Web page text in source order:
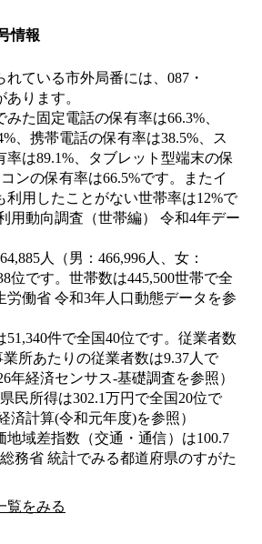
情報
ている市外局番には、087・
あります。
た固定電話の保有率は66.3%、
、携帯電話の保有率は38.5%、ス
率は89.1%、タブレット型端末の保
ンの保有率は66.5%です。またイ
利用したことがない世帯率は12%で
用動向調査（世帯編） 令和4年デー
人（男：466,996人、女：
位です。世帯数は445,500世帯で全
労働省 令和3年人口動態データを参
件で全国40位です。従業者数
業所あたりの従業者数は9.37人で
年経済センサス‐基礎調査を参照）
民所得は302.1万円で全国20位で
済計算(令和元年度)を参照）
地域差指数（交通・通信）は100.7
務省 統計でみる都道府県のすがた
覧をみる